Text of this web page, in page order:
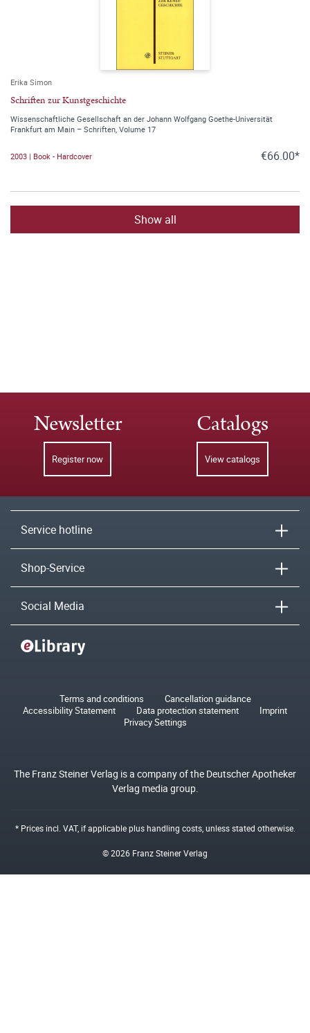
Erika Simon
Schriften zur Kunstgeschichte
Wissenschaftliche Gesellschaft an der Johann Wolfgang Goethe-Universität
Frankfurt am Main – Schriften, Volume 17
2003 | Book - Hardcover €66.00*
Show all
Newsletter
Register now
Catalogs
View catalogs
Service hotline
Shop-Service
Social Media
Terms and conditions
Cancellation guidance
Accessibility Statement
Data protection statement
Imprint
Privacy Settings
The Franz Steiner Verlag is a company of the Deutscher Apotheker
Verlag media group.
* Prices incl. VAT, if applicable plushandling costs, unless stated otherwise.
© 2026 Franz Steiner Verlag